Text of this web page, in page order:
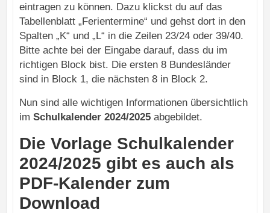
eintragen zu können. Dazu klickst du auf das
Tabellenblatt „Ferientermine“ und gehst dort in den
Spalten „K“ und „L“ in die Zeilen 23/24 oder 39/40.
Bitte achte bei der Eingabe darauf, dass du im
richtigen Block bist. Die ersten 8 Bundesländer
sind in Block 1, die nächsten 8 in Block 2.
Nun sind alle wichtigen Informationen übersichtlich
im Schulkalender 2024/2025abgebildet.
Die Vorlage Schulkalender
2024/2025 gibt es auch als
PDF-Kalender zum
Download